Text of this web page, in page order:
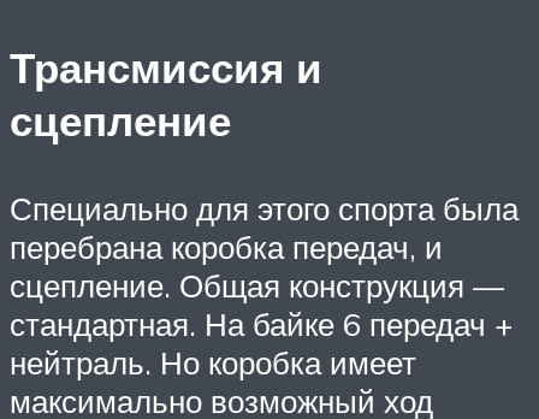
Трансмиссия и
сцепление
Специально для этого спорта была
перебрана коробка передач, и
сцепление. Общая конструкция —
стандартная. На байке 6 передач +
нейтраль. Но коробка имеет
максимально возможный ход